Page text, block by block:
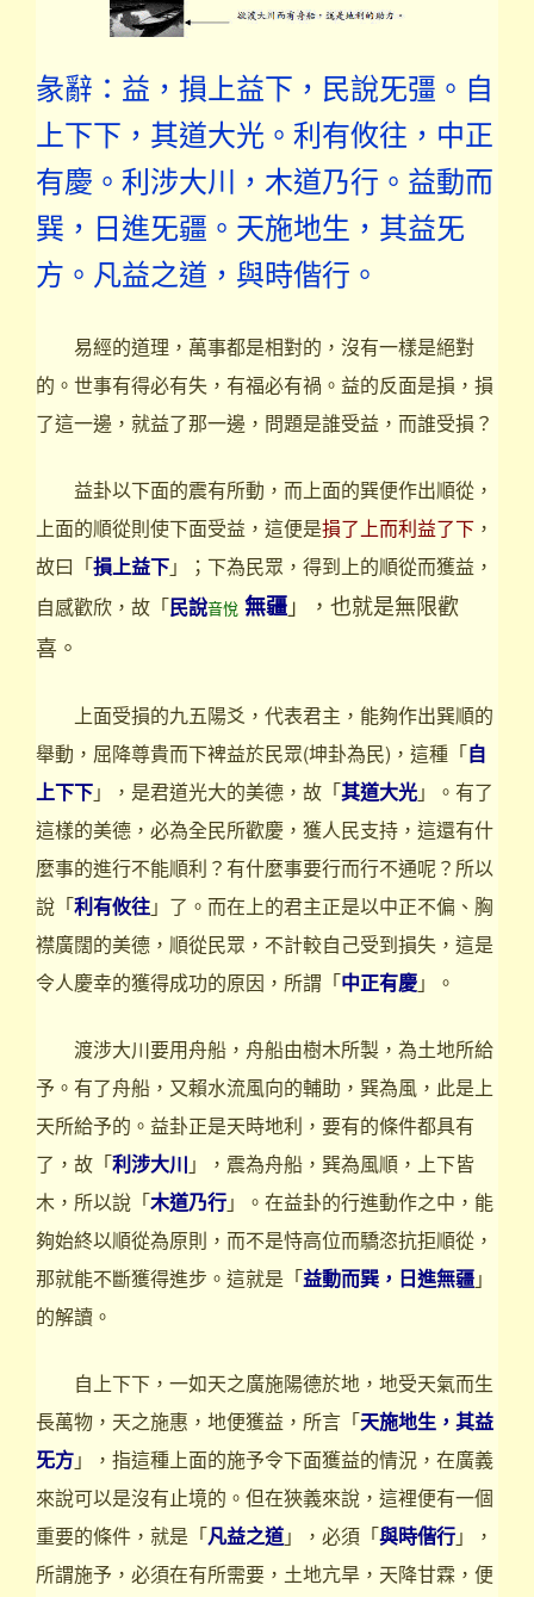
彖辭：益，損上益下，民說旡彊。自
上下下，其道大光。利有攸往，中正
有慶。利涉大川，木道乃行。益動而
巽，日進旡疆。天施地生，其益旡
方。凡益之道，與時偕行。
易經的道理，萬事都是相對的，沒有一樣是絕對
的。世事有得必有失，有福必有禍。益的反面是損，損
了這一邊，就益了那一邊，問題是誰受益，而誰受損？
益卦以下面的震有所動，而上面的巽便作出順從，
上面的順從則使下面受益，這便是損了上而利益了下 ，
故曰「損上益下」；下為民眾，得到上的順從而獲益，
自感歡欣，故「民說音悅 無疆」，也就是無限歡
喜。
上面受損的九五陽爻，代表君主，能夠作出巽順的
舉動，屈降尊貴而下裨益於民眾(坤卦為民)，這種「自
上下下」，是君道光大的美德，故「其道大光」。有了
這樣的美德，必為全民所歡慶，獲人民支持，這還有什
麼事的進行不能順利？有什麼事要行而行不通呢？所以
說「利有攸往」了。而在上的君主正是以中正不偏、胸
襟廣闊的美德，順從民眾，不計較自己受到損失，這是
令人慶幸的獲得成功的原因，所謂「中正有慶」。
渡涉大川要用舟船，舟船由樹木所製，為土地所給
予。有了舟船，又賴水流風向的輔助，巽為風，此是上
天所給予的。益卦正是天時地利，要有的條件都具有
了，故「利涉大川 」，震為舟船，巽為風順，上下皆
木，所以說「木道乃行」。在益卦的行進動作之中，能
夠始終以順從為原則，而不是恃高位而驕恣抗拒順從，
那就能不斷獲得進步。這就是「益動而巽，日進無疆」
的解讀。
自上下下，一如天之廣施陽德於地，地受天氣而生
長萬物，天之施惠，地便獲益，所言「天施地生，其益
旡方」，指這種上面的施予令下面獲益的情況，在廣義
來說可以是沒有止境的。但在狹義來說，這裡便有一個
重要的條件，就是「凡益之道」，必須「與時偕行」，
所謂施予，必須在有所需要，土地亢旱，天降甘霖，便